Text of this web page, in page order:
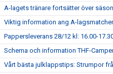
A-lagets tränare fortsätter över
Viktig information ang A-lagsmatcher
Pappersleverans 28/12 kl: 16.00-
Schema och information THF-
Vårt bästa julklappstips: Strumpor